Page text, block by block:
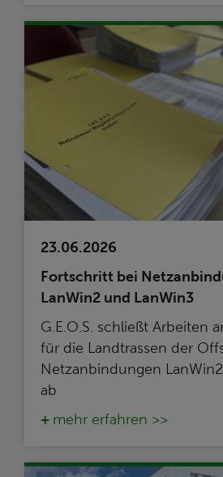
23.06.2026
Fortschritt bei
LanWin2 und LanWin3
G.E.O.S. schließt Arbeiten
für die Landtrassen der
Netzanbindungen
ab
mehr erfahren >>